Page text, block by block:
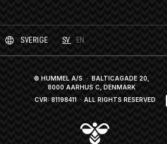
SVERIGE SV EN
© HUMMEL A/S · BALTICAGADE 20,
8000 AARHUS C, DENMARK
CVR: 81198411 · ALL RIGHTS RESERVED